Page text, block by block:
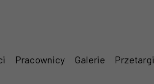
Pracownicy Galerie Przetargi